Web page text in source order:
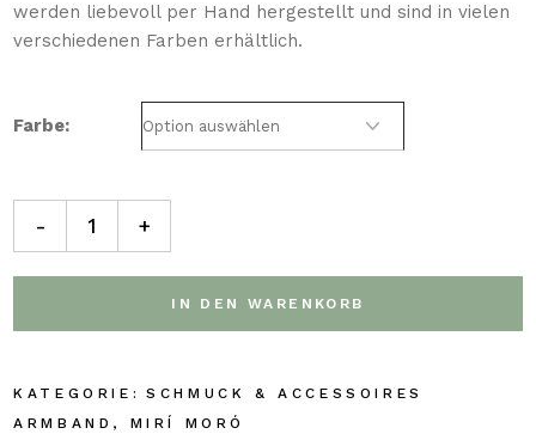
werden liebevoll per Hand hergestellt und sind in vielen
verschiedenen Farben erhältlich.
Farbe
- +
IN DEN WARENKORB
SCHMUCK & ACCESSOIRES
ARMBAND , MIRÍ MORÓ